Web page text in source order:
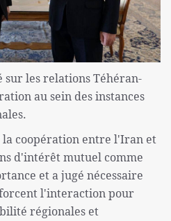
sur les relations Téhéran-
au sein des instances
coopération entre l'Iran et
d'intérêt mutuel comme
et a jugé nécessaire
l'interaction pour
régionales et